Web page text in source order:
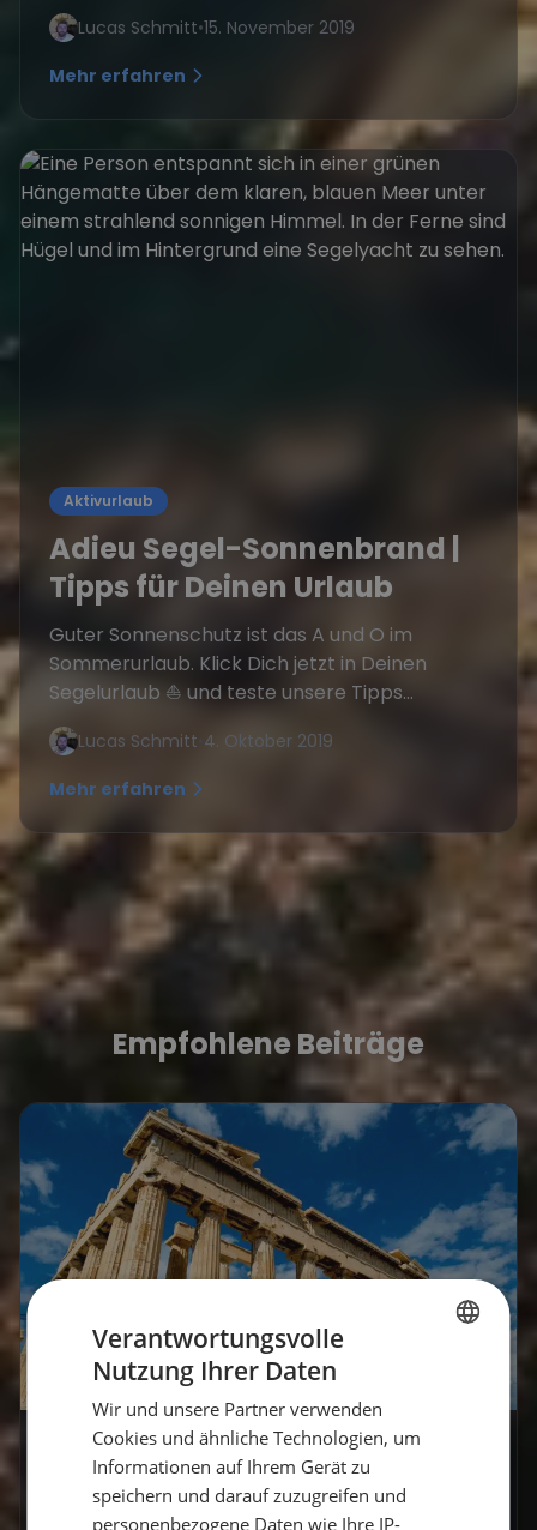
Lucas Schmitt•15. November 2019
Mehr erfahren
Aktivurlaub
Adieu Segel-Sonnenbrand |
Tipps für Deinen Urlaub
Guter Sonnenschutz ist das A und O im
Sommerurlaub. Klick Dich jetzt in Deinen
Segelurlaub ⛵️ und teste unsere Tipps...
Lucas Schmitt 4. Oktober 2019
Mehr erfahren
Empfohlene Beiträge
7 Tage Kykladen Segeln ab
Athen: Die perfekte Route für
Verantwortungsvolle
Nutzung Ihrer Daten
Wir und unsere Partner verwenden
Cookies und ähnliche Technologien, um
Informationen auf Ihrem Gerät zu
speichern und darauf zuzugreifen und
personenbezogene Daten wie Ihre IP-